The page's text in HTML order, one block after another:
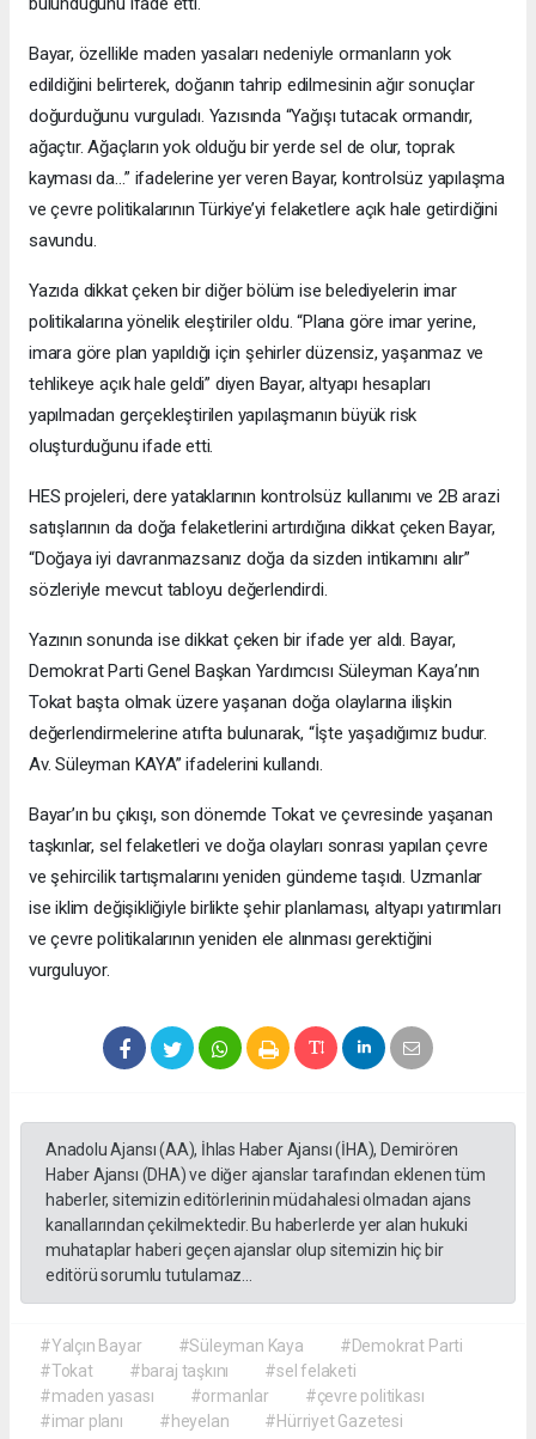
Bayar, özellikle maden yasaları nedeniyle ormanların yok
edildiğini belirterek, doğanın tahrip edilmesinin ağır sonuçlar
doğurduğunu vurguladı. Yazısında “Yağışı tutacak ormandır,
ağaçtır. Ağaçların yok olduğu bir yerde sel de olur, toprak
kayması da…” ifadelerine yer veren Bayar, kontrolsüz yapılaşma
ve çevre politikalarının Türkiye’yi felaketlere açık hale getirdiğini
savundu.
Yazıda dikkat çeken bir diğer bölüm ise belediyelerin imar
politikalarına yönelik eleştiriler oldu. “Plana göre imar yerine,
imara göre plan yapıldığı için şehirler düzensiz, yaşanmaz ve
tehlikeye açık hale geldi” diyen Bayar, altyapı hesapları
yapılmadan gerçekleştirilen yapılaşmanın büyük risk
oluşturduğunu ifade etti.
HES projeleri, dere yataklarının kontrolsüz kullanımı ve 2B arazi
satışlarının da doğa felaketlerini artırdığına dikkat çeken Bayar,
“Doğaya iyi davranmazsanız doğa da sizden intikamını alır”
sözleriyle mevcut tabloyu değerlendirdi.
Yazının sonunda ise dikkat çeken bir ifade yer aldı. Bayar,
Demokrat Parti Genel Başkan Yardımcısı Süleyman Kaya’nın
Tokat başta olmak üzere yaşanan doğa olaylarına ilişkin
değerlendirmelerine atıfta bulunarak, “İşte yaşadığımız budur.
Av. Süleyman KAYA” ifadelerini kullandı.
Bayar’ın bu çıkışı, son dönemde Tokat ve çevresinde yaşanan
taşkınlar, sel felaketleri ve doğa olayları sonrası yapılan çevre
ve şehircilik tartışmalarını yeniden gündeme taşıdı. Uzmanlar
ise iklim değişikliğiyle birlikte şehir planlaması, altyapı yatırımları
ve çevre politikalarının yeniden ele alınması gerektiğini
vurguluyor.
Anadolu Ajansı (AA), İhlas Haber Ajansı (İHA), Demirören
Haber Ajansı (DHA) ve diğer ajanslar tarafından eklenen tüm
haberler, sitemizin editörlerinin müdahalesi olmadan ajans
kanallarından çekilmektedir. Bu haberlerde yer alan hukuki
muhataplar haberi geçen ajanslar olup sitemizin hiç bir
editörü sorumlu tutulamaz...
#Yalçın Bayar #Süleyman Kaya
#Demokrat Parti
#Tokat
#baraj taşkını
#sel felaketi
#maden yasası
#ormanlar
#çevre politikası
#imar planı
#heyelan
#Hürriyet Gazetesi